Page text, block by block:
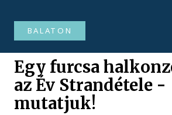
BALATON
Egy furcsa
az Év Strandétele -
mutatjuk!